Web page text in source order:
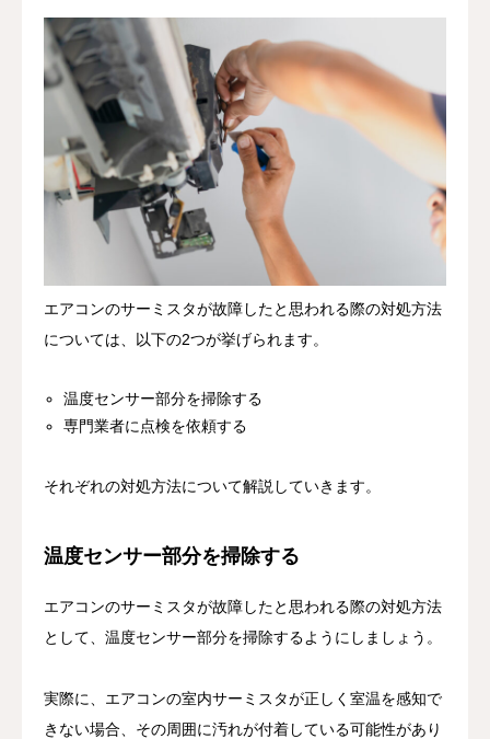
エアコンのサーミスタが故障したと思われる際の対処方法
については、以下の2つが挙げられます。
温度センサー部分を掃除する
専門業者に点検を依頼する
それぞれの対処方法について解説していきます。
温度センサー部分を掃除する
エアコンのサーミスタが故障したと思われる際の対処方法
として、温度センサー部分を掃除するようにしましょう。
実際に、エアコンの室内サーミスタが正しく室温を感知で
きない場合、その周囲に汚れが付着している可能性があり